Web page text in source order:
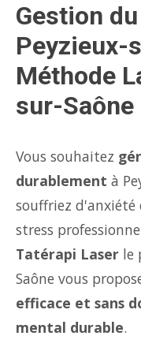
Gestion
Peyzieux-
Méthode
sur-Saône
Vous souhaitez
durablement à
souffriez d'anxiété
stress
Tatérapi Laser le
Saône vous
efficace et sans
mental durable.